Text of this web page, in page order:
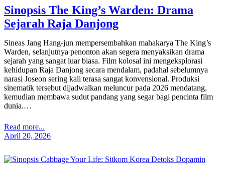
Sinopsis The King’s Warden: Drama
Sejarah Raja Danjong
Sineas Jang Hang-jun mempersembahkan mahakarya The King’s
Warden, selanjutnya penonton akan segera menyaksikan drama
sejarah yang sangat luar biasa. Film kolosal ini mengeksplorasi
kehidupan Raja Danjong secara mendalam, padahal sebelumnya
narasi Joseon sering kali terasa sangat konvensional. Produksi
sinematik tersebut dijadwalkan meluncur pada 2026 mendatang,
kemudian membawa sudut pandang yang segar bagi pencinta film
dunia.…
Read more...
April 20, 2026